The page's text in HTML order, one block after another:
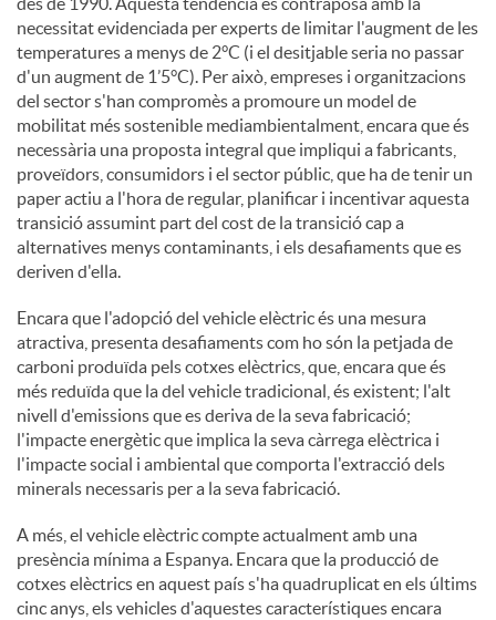
necessitat evidenciada per experts de limitar l'augment de les
temperatures a menys de 2°C (i el desitjable seria no passar
d'un augment de 1’5°C). Per això, empreses i organitzacions
del sector s'han compromès a promoure un model de
mobilitat més sostenible mediambientalment, encara que és
necessària una proposta integral que impliqui a fabricants,
proveïdors, consumidors i el sector públic, que ha de tenir un
paper actiu a l'hora de regular, planificar i incentivar aquesta
transició assumint part del cost de la transició cap a
alternatives menys contaminants, i els desafiaments que es
deriven d'ella.
Encara que l'adopció del vehicle elèctric és una mesura
atractiva, presenta desafiaments com ho són la petjada de
carboni produïda pels cotxes elèctrics, que, encara que és
més reduïda que la del vehicle tradicional, és existent; l'alt
nivell d'emissions que es deriva de la seva fabricació;
l'impacte energètic que implica la seva càrrega elèctrica i
l'impacte social i ambiental que comporta l'extracció dels
minerals necessaris per a la seva fabricació.
A més, el vehicle elèctric compte actualment amb una
presència mínima a Espanya. Encara que la producció de
cotxes elèctrics en aquest país s'ha quadruplicat en els últims
cinc anys, els vehicles d'aquestes característiques encara